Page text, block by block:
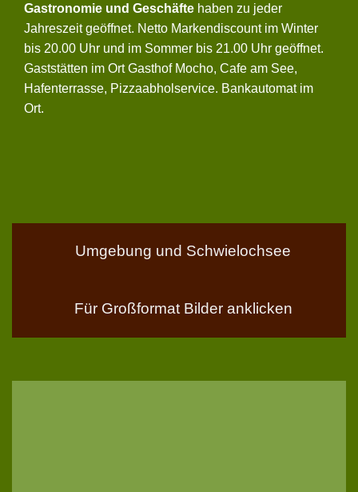
Gastronomie und Geschäfte haben zu jeder
Jahreszeit geöffnet. Netto Markendiscount im Winter
bis 20.00 Uhr und im Sommer bis 21.00 Uhr geöffnet.
Gaststätten im Ort Gasthof Mocho, Cafe am See,
Hafenterrasse, Pizzaabholservice. Bankautomat im
Ort.
Umgebung und Schwielochsee
Für Großformat Bilder anklicken